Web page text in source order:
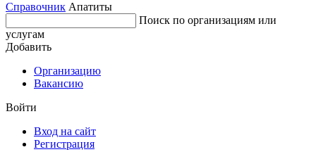
Справочник Апатиты
Поиск по организациям или
услугам
Добавить
Организацию
Вакансию
Войти
Вход на сайт
Регистрация